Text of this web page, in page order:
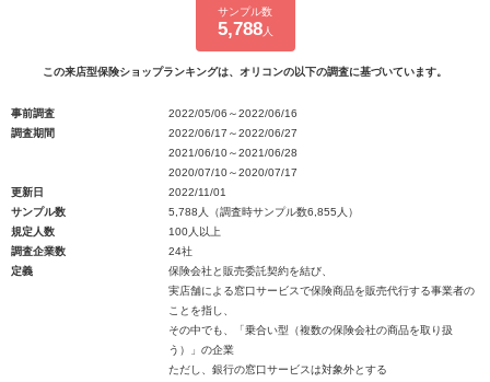
サンプル数
5,788人
この来店型保険ショップランキングは、オリコンの以下の調査に基づいています。
事前調査
2022/05/06～2022/06/16
調査期間
2022/06/17～2022/06/27
2021/06/10～2021/06/28
2020/07/10～2020/07/17
更新日
2022/11/01
サンプル数
5,788人（調査時サンプル数6,855人）
規定人数
100人以上
調査企業数
24社
定義
保険会社と販売委託契約を結び、
実店舗による窓口サービスで保険商品を販売代行する事業者の
ことを指し、
その中でも、「乗合い型（複数の保険会社の商品を取り扱
う）」の企業
ただし、銀行の窓口サービスは対象外とする